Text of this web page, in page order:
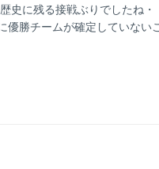
史に残る接戦ぶりでしたね
勝チームが確定していない